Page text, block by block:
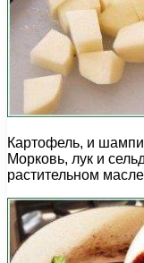
Картофель, и
Морковь, лук и
растительном